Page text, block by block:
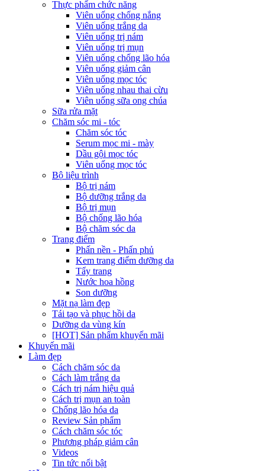
Thực phẩm chức năng
Viên uống chống nắng
Viên uống trắng da
Viên uống trị nám
Viên uống trị mụn
Viên uống chống lão hóa
Viên uống giảm cân
Viên uống mọc tóc
Viên uống nhau thai cừu
Viên uống sữa ong chúa
Sữa rửa mặt
Chăm sóc mi - tóc
Chăm sóc tóc
Serum mọc mi - mày
Dầu gội mọc tóc
Viên uống mọc tóc
Bộ liệu trình
Bộ trị nám
Bộ dưỡng trắng da
Bộ trị mụn
Bộ chống lão hóa
Bộ chăm sóc da
Trang điểm
Phấn nền - Phấn phủ
Kem trang điểm dưỡng da
Tẩy trang
Nước hoa hồng
Son dưỡng
Mặt nạ làm đẹp
Tái tạo và phục hồi da
Dưỡng da vùng kín
[HOT] Sản phẩm khuyến mãi
Khuyến mãi
Làm đẹp
Cách chăm sóc da
Cách làm trắng da
Cách trị nám hiệu quả
Cách trị mụn an toàn
Chống lão hóa da
Review Sản phẩm
Cách chăm sóc tóc
Phương pháp giảm cân
Videos
Tin tức nổi bật